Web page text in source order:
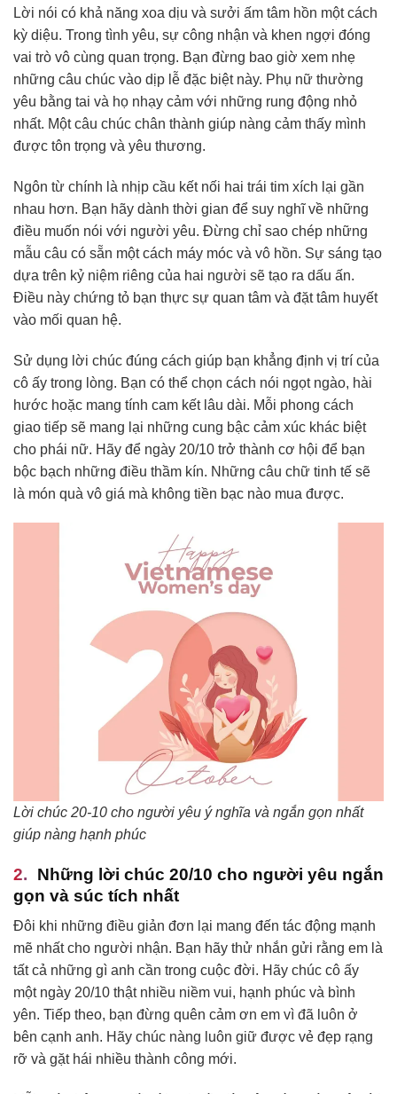
Lời nói có khả năng xoa dịu và sưởi ấm tâm hồn một cách
kỳ diệu. Trong tình yêu, sự công nhận và khen ngợi đóng
vai trò vô cùng quan trọng. Bạn đừng bao giờ xem nhẹ
những câu chúc vào dịp lễ đặc biệt này. Phụ nữ thường
yêu bằng tai và họ nhạy cảm với những rung động nhỏ
nhất. Một câu chúc chân thành giúp nàng cảm thấy mình
được tôn trọng và yêu thương.
Ngôn từ chính là nhịp cầu kết nối hai trái tim xích lại gần
nhau hơn. Bạn hãy dành thời gian để suy nghĩ về những
điều muốn nói với người yêu. Đừng chỉ sao chép những
mẫu câu có sẵn một cách máy móc và vô hồn. Sự sáng tạo
dựa trên kỷ niệm riêng của hai người sẽ tạo ra dấu ấn.
Điều này chứng tỏ bạn thực sự quan tâm và đặt tâm huyết
vào mối quan hệ.
Sử dụng lời chúc đúng cách giúp bạn khẳng định vị trí của
cô ấy trong lòng. Bạn có thể chọn cách nói ngọt ngào, hài
hước hoặc mang tính cam kết lâu dài. Mỗi phong cách
giao tiếp sẽ mang lại những cung bậc cảm xúc khác biệt
cho phái nữ. Hãy để ngày 20/10 trở thành cơ hội để bạn
bộc bạch những điều thầm kín. Những câu chữ tinh tế sẽ
là món quà vô giá mà không tiền bạc nào mua được.
Lời chúc 20-10 cho người yêu ý nghĩa và ngắn gọn nhất
giúp nàng hạnh phúc
Những lời chúc 20/10 cho người yêu ngắn
gọn và súc tích nhất
Đôi khi những điều giản đơn lại mang đến tác động mạnh
mẽ nhất cho người nhận. Bạn hãy thử nhắn gửi rằng em là
tất cả những gì anh cần trong cuộc đời. Hãy chúc cô ấy
một ngày 20/10 thật nhiều niềm vui, hạnh phúc và bình
yên. Tiếp theo, bạn đừng quên cảm ơn em vì đã luôn ở
bên cạnh anh. Hãy chúc nàng luôn giữ được vẻ đẹp rạng
rỡ và gặt hái nhiều thành công mới.